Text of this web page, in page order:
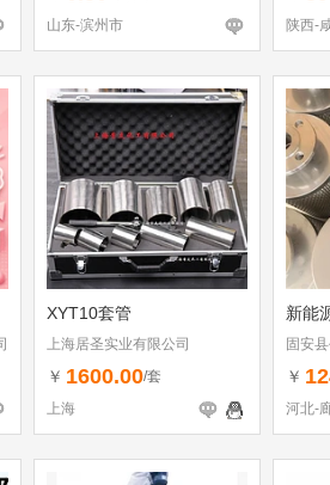
山东-滨州市
陕西-
XYT10套管
上海居圣实业有限公司
￥ 1600.00/套
上海
新能
固安
￥
河北-